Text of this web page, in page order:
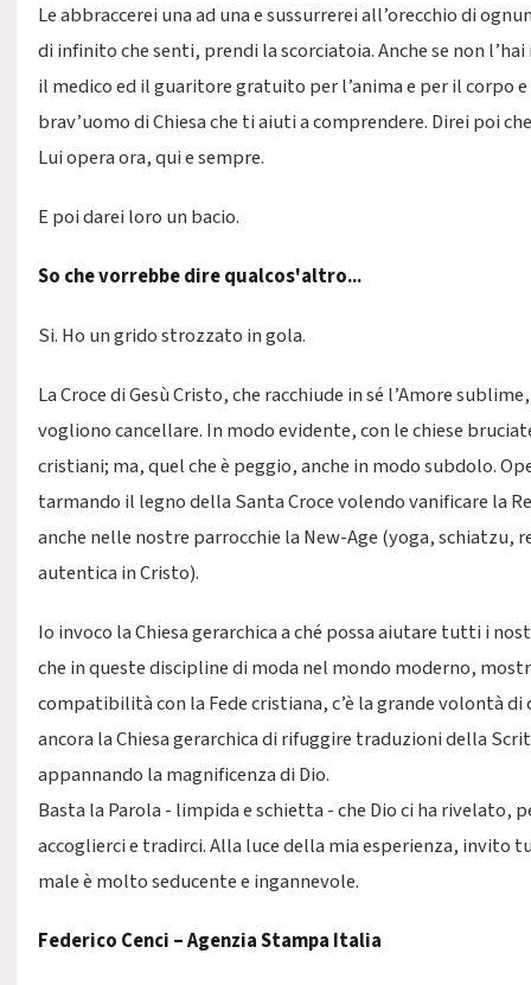
Le abbraccerei una ad una e sussurrerei all’orecchio di
di infinito che senti, prendi la scorciatoia. Anche se non
il medico ed il guaritore gratuito per l’anima e per il corpo
brav’uomo di Chiesa che ti aiuti a comprendere. Direi poi
Lui opera ora, qui e sempre.
E poi darei loro un bacio.
So che vorrebbe dire qualcos'altro...
Si. Ho un grido strozzato in gola.
La Croce di Gesù Cristo, che racchiude in sé l’Amore
vogliono cancellare. In modo evidente, con le chiese
cristiani; ma, quel che è peggio, anche in modo subdolo.
tarmando il legno della Santa Croce volendo vanificare la
anche nelle nostre parrocchie la New-Age (yoga,
autentica in Cristo).
Io invoco la Chiesa gerarchica a ché possa aiutare tutti i
che in queste discipline di moda nel mondo moderno,
compatibilità con la Fede cristiana, c’è la grande volontà
ancora la Chiesa gerarchica di rifuggire traduzioni della
appannando la magnificenza di Dio.
Basta la Parola - limpida e schietta - che Dio ci ha rivelato,
accoglierci e tradirci. Alla luce della mia esperienza, invito
male è molto seducente e ingannevole.
Federico Cenci – Agenzia Stampa Italia